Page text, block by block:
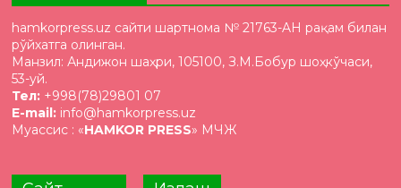
hamkorpress.uz сайти шартнома № 21763-AH рақам билан
рўйхатга олинган.
Манзил: Андижон шаҳри, 105100, З.М.Бобур шоҳкўчаси,
53-уй.
Тел: +998(78)29801 07
E-mail: info@hamkorpress.uz
Муассис : «HAMKOR PRESS» МЧЖ